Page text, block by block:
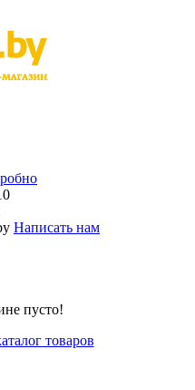
Написать нам
пусто!
товаров